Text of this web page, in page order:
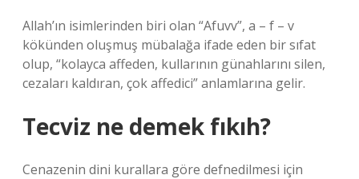
Allah’ın isimlerinden biri olan “Afuvv”, a – f – v
kökünden oluşmuş mübalağa ifade eden bir sıfat
olup, “kolayca affeden, kullarının günahlarını silen,
cezaları kaldıran, çok affedici” anlamlarına gelir.
Tecviz ne demek fıkıh?
Cenazenin dini kurallara göre defnedilmesi için